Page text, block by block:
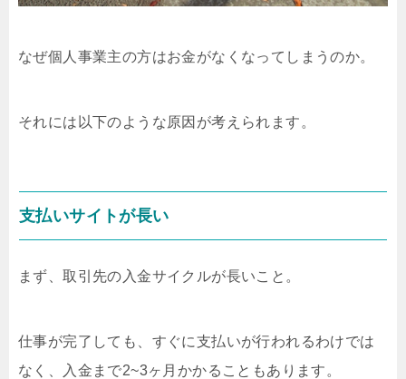
なぜ個人事業主の方はお金がなくなってしまうのか。
それには以下のような原因が考えられます。
支払いサイトが長い
まず、取引先の入金サイクルが長いこと。
仕事が完了しても、すぐに支払いが行われるわけでは
なく、入金まで2~3ヶ月かかることもあります。